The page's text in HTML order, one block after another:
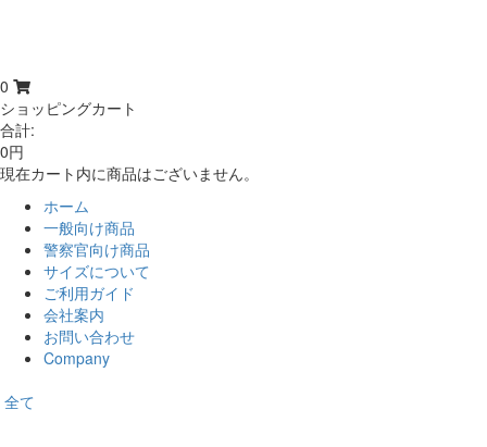
0
ショッピングカート
合計:
0円
現在カート内に商品はございません。
ホーム
一般向け商品
警察官向け商品
サイズについて
ご利用ガイド
会社案内
お問い合わせ
Company
全て